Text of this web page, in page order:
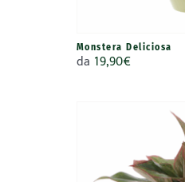
Monstera Deliciosa
da 19,90€